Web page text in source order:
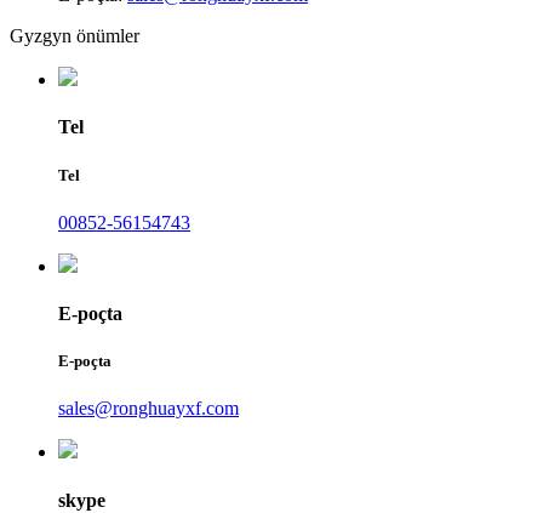
Gyzgyn önümler
Tel
Tel
00852-56154743
E-poçta
E-poçta
sales@ronghuayxf.com
skype